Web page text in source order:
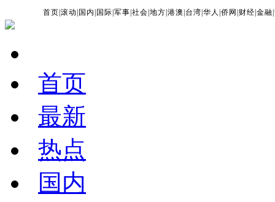
首页 |滚动 国内 国际 |军事 |社会 |地方 |港澳 台湾 |华人 |侨网 财经 |金融 |
首页
最新
热点
国内